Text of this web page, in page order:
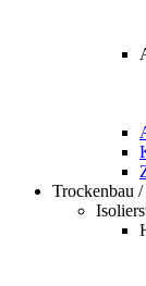
Trockenbau